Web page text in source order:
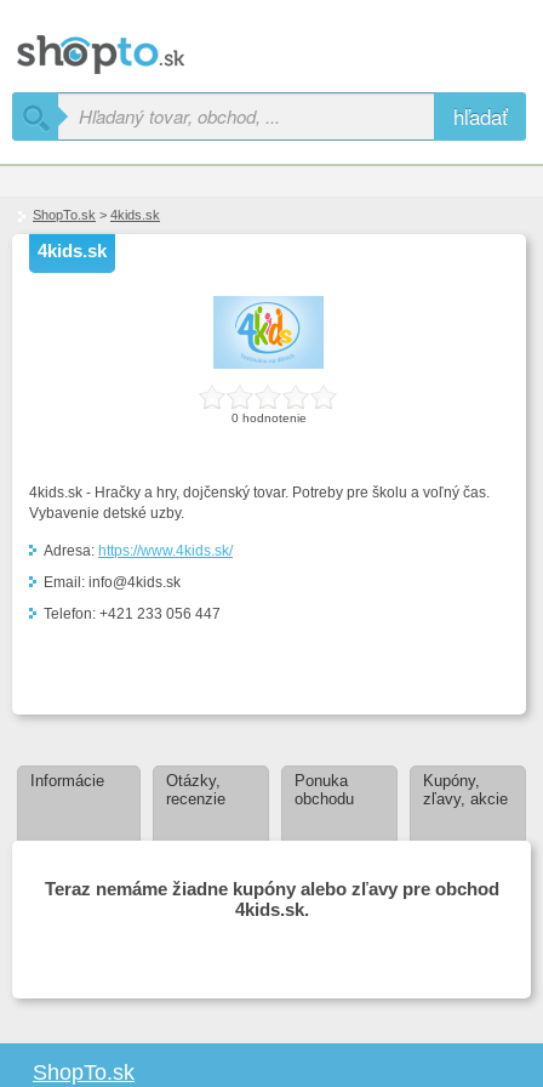
hľadať
ShopTo.sk > 4kids.sk
4kids.sk
0 hodnotenie
4kids.sk - Hračky a hry, dojčenský tovar. Potreby pre školu a voľný čas.
Vybavenie detské uzby.
Adresa: https://www.4kids.sk/
Email: info@4kids.sk
Telefon: +421 233 056 447
Informácie
Otázky,
recenzie
Ponuka
obchodu
Kupóny,
zľavy, akcie
Teraz nemáme žiadne kupóny alebo zľavy pre obchod
4kids.sk.
ShopTo.sk